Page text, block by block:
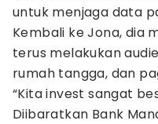
untuk menjaga data
Kembali ke Jona, dia
terus melakukan
rumah tangga, dan
“Kita invest sangat
Diibaratkan Bank